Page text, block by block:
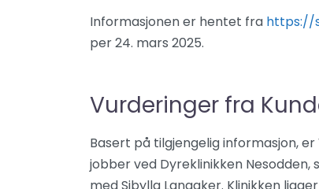
Informasjonen er hentet fra https://
per 24. mars 2025.
Vurderinger fra
Basert på tilgjengelig informasjon,
jobber ved Dyreklinikken